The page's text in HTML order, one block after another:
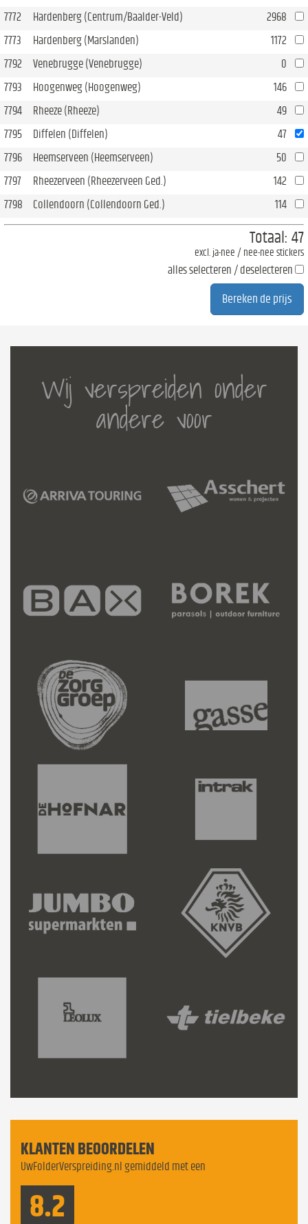
7772
Hardenberg (Centrum/Baalder-Veld)
2968
7773
Hardenberg (Marslanden)
1172
7792
Venebrugge (Venebrugge)
0
7793
Hoogenweg (Hoogenweg)
146
7794
Rheeze (Rheeze)
49
7795
Diffelen (Diffelen)
47
7796
Heemserveen (Heemserveen)
50
7797
Rheezerveen (Rheezerveen Ged.)
142
7798
Collendoorn (Collendoorn Ged.) 114
Totaal: 47
excl. ja-nee / nee-nee stickers
alles selecteren / deselecteren
Wij verspreiden onder
andere voor
KLANTEN BEOORDELEN
UwFolderVerspreiding.nl gemiddeld met een
8.2